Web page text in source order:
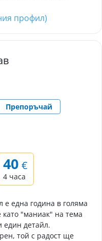
профил)
40 €
4 часа
е една година в голяма
"маниак" на тема
един детайл.
той с радост ще